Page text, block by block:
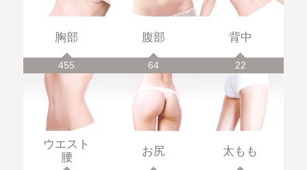
胸部
455
腹部
64
背中
22
ウエスト
腰
お尻 太もも